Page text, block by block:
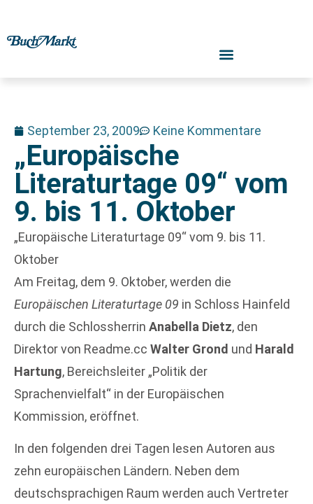
September 23, 2009 Keine Kommentare
„Europäische
Literaturtage 09“ vom
9. bis 11. Oktober
„Europäische Literaturtage 09“ vom 9. bis 11.
Oktober
Am Freitag, dem 9. Oktober, werden die
Europäischen Literaturtage 09 in Schloss Hainfeld
durch die Schlossherrin Anabella Dietz, den
Direktor von Readme.cc Walter Grond und Harald
Hartung, Bereichsleiter „Politik der
Sprachenvielfalt“ in der Europäischen
Kommission, eröffnet.
In den folgenden drei Tagen lesen Autoren aus
zehn europäischen Ländern. Neben dem
deutschsprachigen Raum werden auch Vertreter